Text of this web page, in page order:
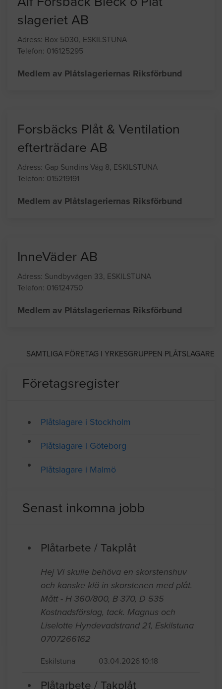
NÅGRA UTVALDA FÖRETAG
Alf Forsbäck Bleck o Plåt
Forsbäcks Plåt & Ventilation
Medlem av Plåtslageriernas Riksförbund
Företagsregister
Plåtslagare i Stockholm
Plåtslagare i Malmö
Senast inkomna jobb
Plåtarbete / Takplåt
Hej Vi skulle behöva en skorstenshuv
och kanske klä in skorstenen med plåt.
Mått - H 360/800, B 370, D 535
Liselotte Hyndevadstrand 21, Eskilstuna
0707266162